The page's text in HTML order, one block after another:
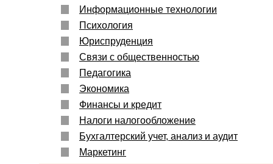
Информационные технологии
Психология
Юриспруденция
Связи с общественностью
Педагогика
Экономика
Финансы и кредит
Налоги налогообложение
Бухгалтерский учет, анализ и аудит
Маркетинг